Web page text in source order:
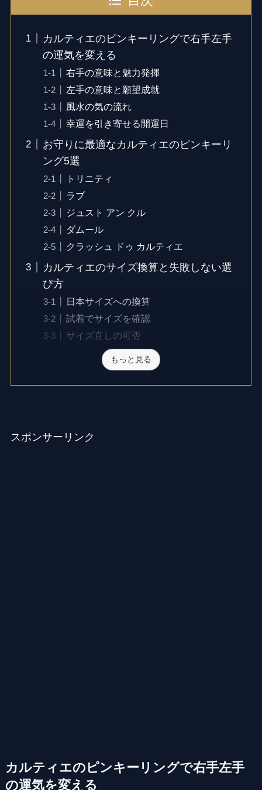
カルティエのピンキーリングで右手左手
の運気を変える
右手の意味と魅力発揮
左手の意味と願望成就
風水の気の流れ
幸運を引き寄せる開運日
お守りに最適なカルティエのピンキーリ
ング5選
トリニティ
ラブ
ジュスト アン クル
ダムール
クラッシュ ドゥ カルティエ
カルティエのサイズ換算と失敗しない選
び方
日本サイズへの換算
試着でサイズを確認
サイズ直しの可否
もっと見る
スポンサーリンク
カルティエのピンキーリングで右手左手
の運気を変える